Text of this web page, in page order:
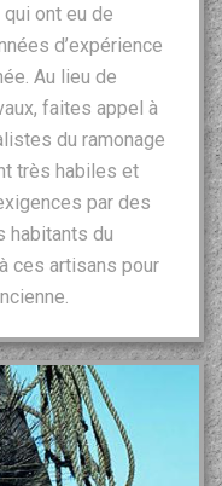
ont eu de
d’expérience
Au lieu de
faites appel à
du ramonage
très habiles et
par des
habitants du
ces artisans pour